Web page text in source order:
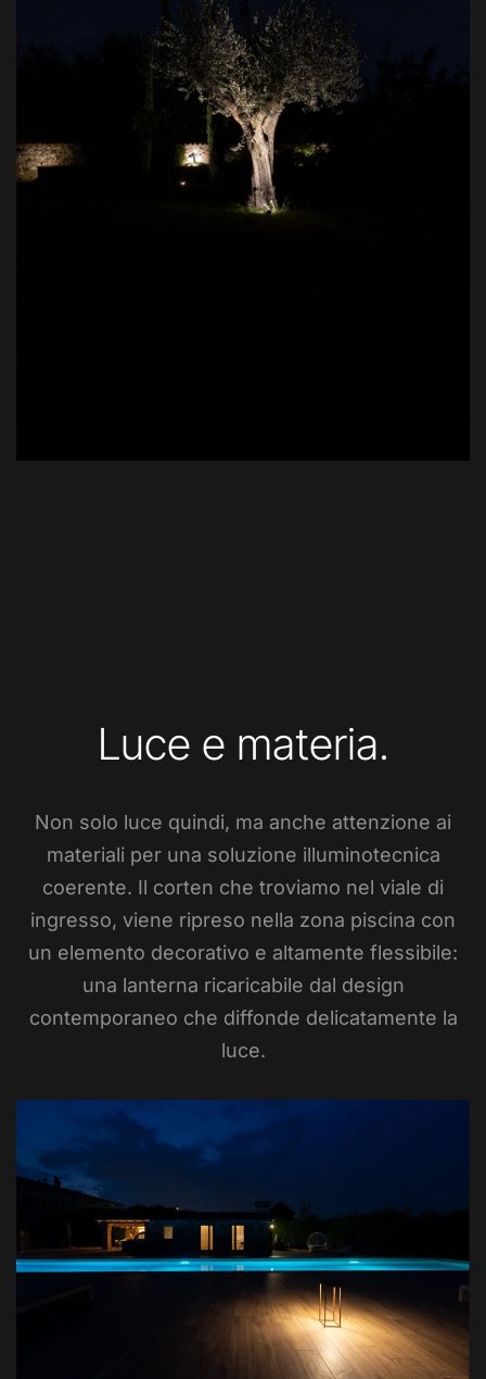
Luce e materia.
Non solo luce quindi, ma anche attenzione ai
materiali per una soluzione illuminotecnica
coerente. Il corten che troviamo nel viale di
ingresso, viene ripreso nella zona piscina con
un elemento decorativo e altamente flessibile:
una lanterna ricaricabile dal design
contemporaneo che diffonde delicatamente la
luce.